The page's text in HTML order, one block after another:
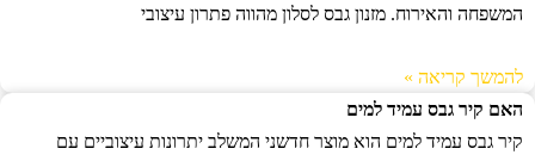
המשפחה והאירוח. מזנון גבס לסלון מהווה פתרון עיצובי
להמשך קריאה »
האם קיר גבס עמיד למים
קיר גבס עמיד למים הוא מוצר חדשני המשלב יתרונות עיצוביים עם